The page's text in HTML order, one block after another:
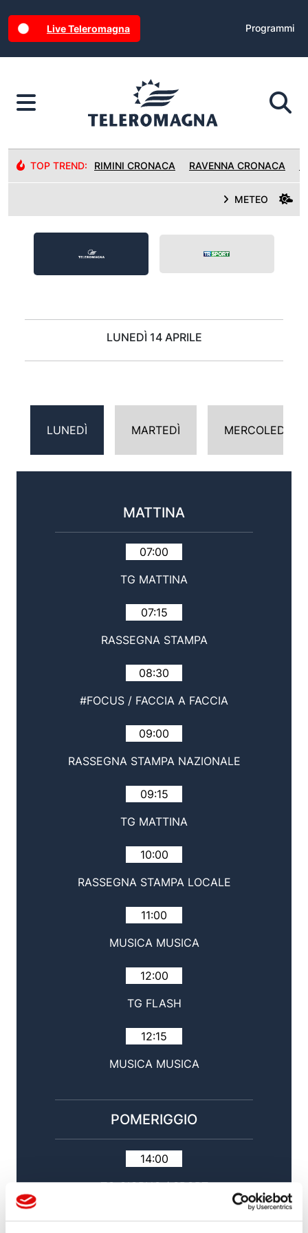
Live Teleromagna Programmi
TOP TREND: RIMINI CRONACA RAVENNA CRONACA
METEO
LUNEDÌ 14 APRILE
LUNEDÌ MARTEDÌ MERCOLEDÌ
MATTINA
07:00
TG MATTINA
07:15
RASSEGNA STAMPA
08:30
#FOCUS / FACCIA A FACCIA
09:00
RASSEGNA STAMPA NAZIONALE
09:15
TG MATTINA
10:00
RASSEGNA STAMPA LOCALE
11:00
MUSICA MUSICA
12:00
TG FLASH
12:15
MUSICA MUSICA
POMERIGGIO
14:00
TG GIORNO / SPORT
14:30